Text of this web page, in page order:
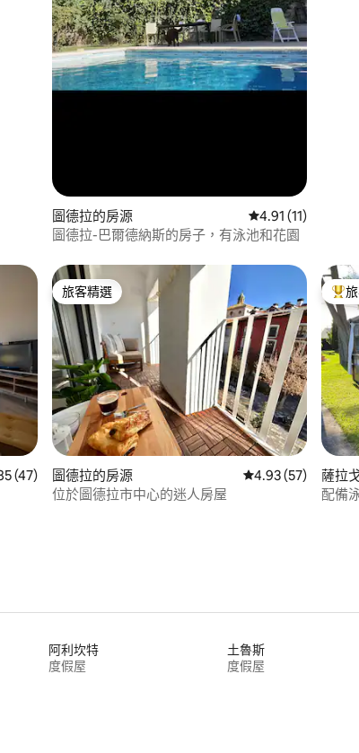
圖德拉的房源 從 11 則評價中獲
4.91 (11)
圖德拉-巴爾德納斯的房子，有泳池和花園
則評價中獲得 4.85 的平均評分（滿分 5 分）
(47)
旅客精選
旅客精選
圖德拉的房源 從 57 則評價中獲
4.93 (57)
位於圖德拉市中心的迷人房屋
旅
薩拉
配備
阿利坎特
度假屋
土魯斯
度假屋